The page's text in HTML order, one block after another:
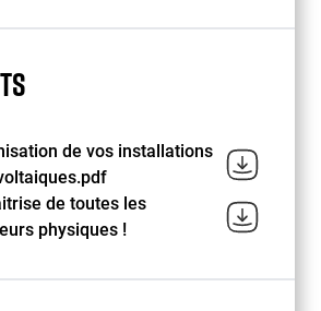
de vos installations
de toutes les
physiques !